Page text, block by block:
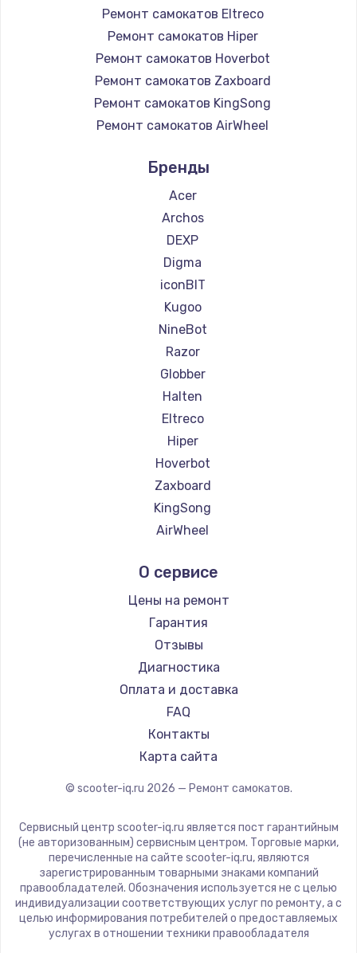
Ремонт самокатов Eltreco
Ремонт самокатов Hiper
Ремонт самокатов Hoverbot
Ремонт самокатов Zaxboard
Ремонт самокатов KingSong
Ремонт самокатов AirWheel
Ремонт самокатов Hunter
Ремонт самокатов Shorner
Ремонт самокатов Joyor
Ремонт самокатов Minimotors
Ремонт самокатов Bork
Ремонт самокатов Segway
Ремонт самокатов KIRIN
Бренды
Acer
Archos
DEXP
Digma
iconBIT
Kugoo
NineBot
Razor
Globber
Halten
Eltreco
Hiper
Hoverbot
Zaxboard
KingSong
AirWheel
Hunter
Shorner
Joyor
Minimotors
Bork
Segway
KIRIN
О сервисе
Цены на ремонт
Гарантия
Отзывы
Диагностика
Оплата и доставка
FAQ
Контакты
Карта сайта
© scooter-iq.ru 2026 — Ремонт самокатов.
Сервисный центр scooter-iq.ru является пост гарантийным
(не авторизованным) сервисным центром. Торговые марки,
перечисленные на сайте scooter-iq.ru, являются
зарегистрированным товарными знаками компаний
правообладателей. Обозначения используется не с целью
индивидуализации соответствующих услуг по ремонту, а с
целью информирования потребителей о предоставляемых
услугах в отношении техники правообладателя